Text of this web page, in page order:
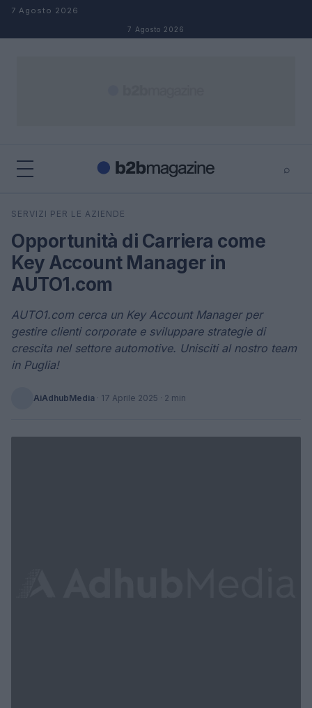
Salta al contenuto
7 Agosto 2026
7 Agosto 2026
⌕
Cerca
SERVIZI PER LE AZIENDE
Opportunità di Carriera come
Key Account Manager in
AUTO1.com
AUTO1.com cerca un Key Account Manager per
gestire clienti corporate e sviluppare strategie di
crescita nel settore automotive. Unisciti al nostro team
in Puglia!
AiAdhubMedia · 17 Aprile 2025 · 2 min